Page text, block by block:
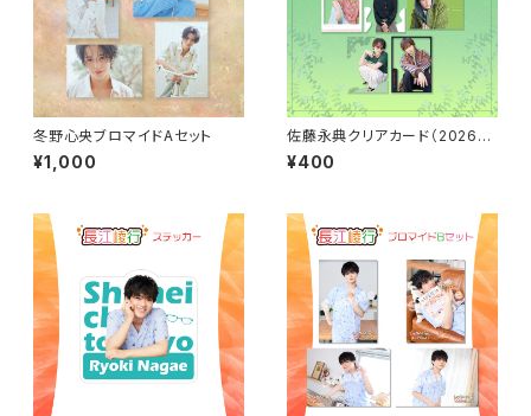
冬野心央ブロマイドAセット
¥1,000
佐藤永典クリアカード（2026年
4月始まりカレンダーアザーカッ
ト）
¥400